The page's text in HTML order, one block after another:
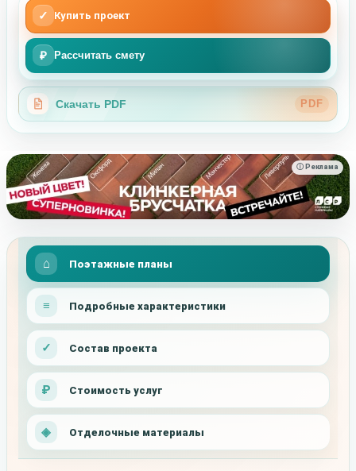
✓ Купить проект
₽ Рассчитать смету
Скачать PDF PDF
ⓘ Реклама
Поэтажные планы
Подробные характеристики
Состав проекта
Стоимость услуг
Отделочные материалы